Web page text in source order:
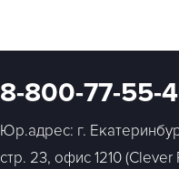
8-800-77-55-
Юр.адрес: г.
стр. 23, офис 1210 (Clever